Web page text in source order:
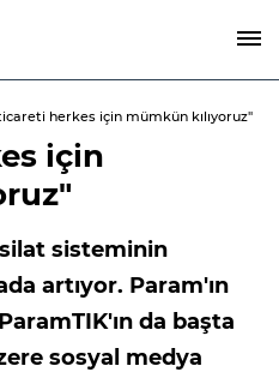
herkes için mümkün kılıyoruz"
için
sisteminin
artıyor. Param'ın
da başta
sosyal medya